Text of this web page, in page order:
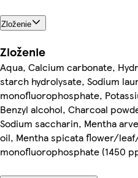
Zloženie
Zloženie
Aqua, Calcium carbonate,
starch hydrolysate, Sodium
monofluorophosphate,
Benzyl alcohol, Charcoal
Sodium saccharin, Mentha
oil, Mentha spicata flower/
monofluorophosphate (1450